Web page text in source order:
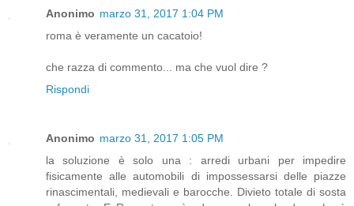
Anonimo marzo 31, 2017 1:04 PM
roma è veramente un cacatoio!
che razza di commento... ma che vuol dire ?
Rispondi
Anonimo marzo 31, 2017 1:05 PM
la soluzione è solo una : arredi urbani per impedire
fisicamente alle automobili di impossessarsi delle piazze
rinascimentali, medievali e barocche. Divieto totale di sosta